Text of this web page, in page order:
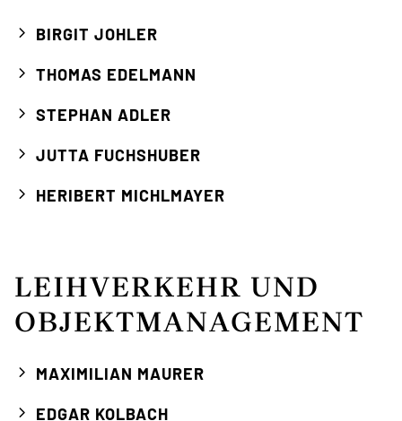
BIRGIT JOHLER
THOMAS EDELMANN
STEPHAN ADLER
JUTTA FUCHSHUBER
HERIBERT MICHLMAYER
LEIHVERKEHR UND
OBJEKTMANAGEMENT
MAXIMILIAN MAURER
EDGAR KOLBACH